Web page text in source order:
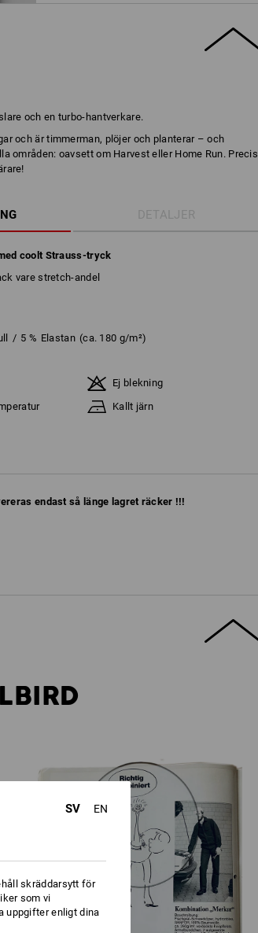
och en turbo-hantverkare.
och är timmerman, plöjer och planterar – och
områden: oavsett om Harvest eller Home Run. Precis
DETALJER
coolt Strauss-tryck
vare stretch-andel
/ 5 % Elastan (ca. 180 g/m²)
Ej blekning
Kallt järn
endast så länge lagret räcker !!!
SV EN
skräddarsytt för
som vi
uppgifter enligt dina